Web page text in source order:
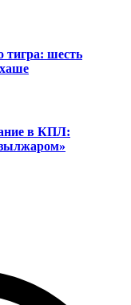
тигра: шесть
в КПЛ: